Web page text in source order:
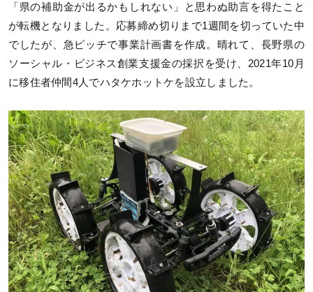
「県の補助金が出るかもしれない」と思わぬ助言を得たこと
が転機となりました。応募締め切りまで1週間を切っていた中
でしたが、急ピッチで事業計画書を作成。晴れて、長野県の
ソーシャル・ビジネス創業支援金の採択を受け、2021年10月
に移住者仲間4人でハタケホットケを設立しました。